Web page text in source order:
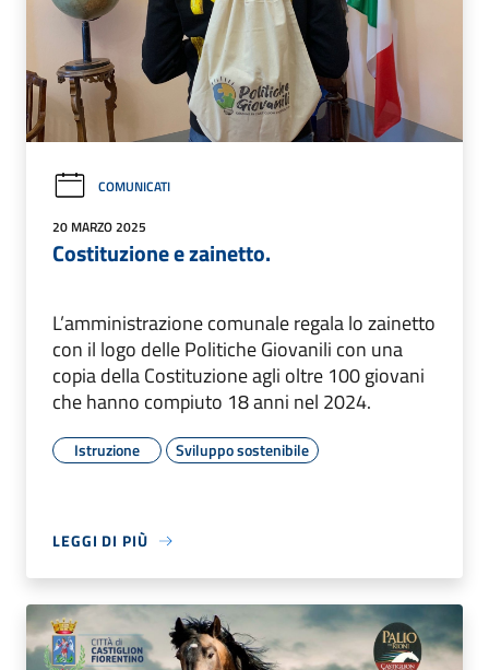
COMUNICATI
20 MARZO 2025
Costituzione e zainetto.
L’amministrazione comunale regala lo zainetto
con il logo delle Politiche Giovanili con una
copia della Costituzione agli oltre 100 giovani
che hanno compiuto 18 anni nel 2024.
Istruzione Sviluppo sostenibile
LEGGI DI PIÙ